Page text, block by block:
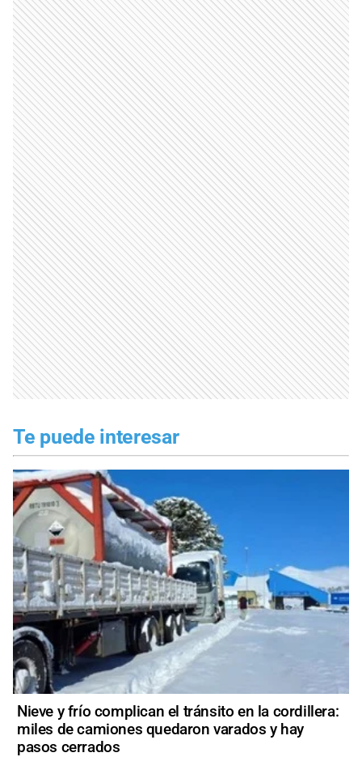
Te puede interesar
Nieve y frío complican el tránsito en la cordillera:
miles de camiones quedaron varados y hay
pasos cerrados